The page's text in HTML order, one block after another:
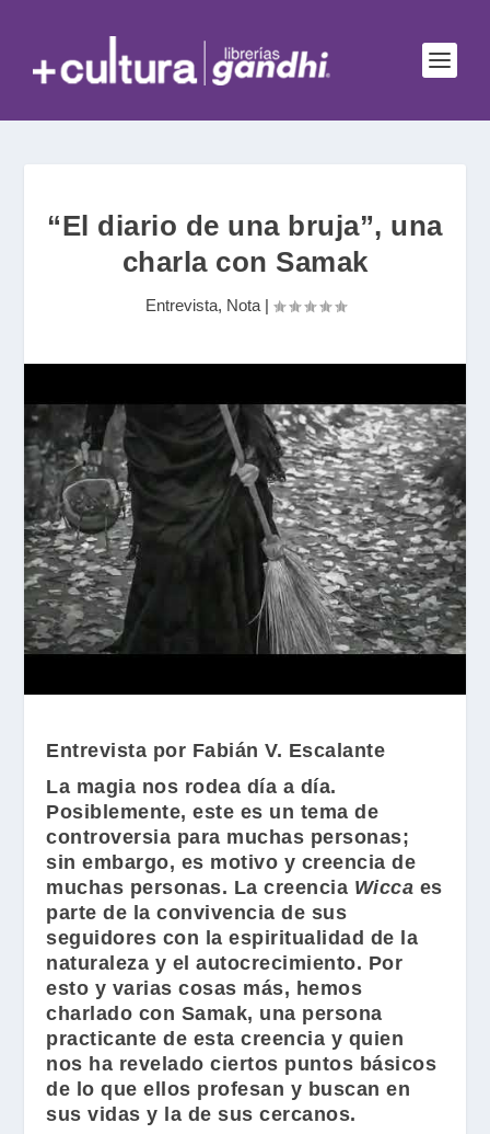
“El diario de una bruja”, una
charla con Samak
Entrevista, Nota|
Entrevista por Fabián V. Escalante
La magia nos rodea día a día.
Posiblemente, este es un tema de
controversia para muchas personas;
sin embargo, es motivo y creencia de
muchas personas. La creencia Wicca es
parte de la convivencia de sus
seguidores con la espiritualidad de la
naturaleza y el autocrecimiento. Por
esto y varias cosas más, hemos
charlado con Samak, una persona
practicante de esta creencia y quien
nos ha revelado ciertos puntos básicos
de lo que ellos profesan y buscan en
sus vidas y la de sus cercanos.